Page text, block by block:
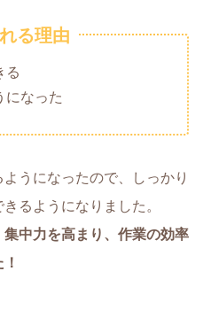
る理由
る
になった
うになったので、しっかり
るようになりました。
中力を高まり、作業の効率